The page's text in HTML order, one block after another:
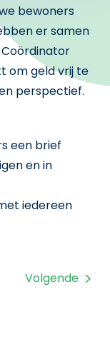
bewoners
er samen
om geld vrij te
perspectief.
een brief
en in
iedereen
Volgende